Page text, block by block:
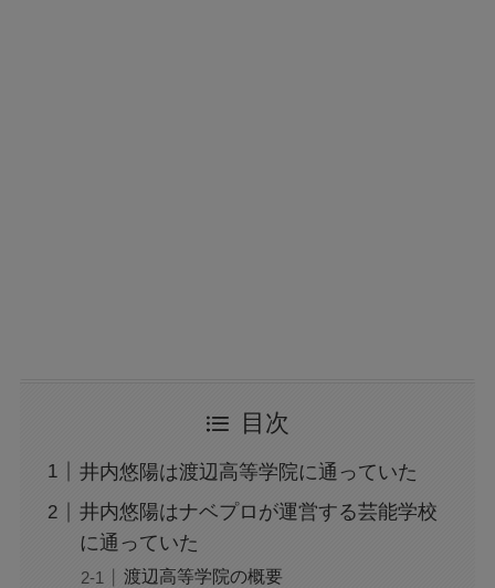
目次
井内悠陽は渡辺高等学院に通っていた
井内悠陽はナベプロが運営する芸能学校
に通っていた
渡辺高等学院の概要